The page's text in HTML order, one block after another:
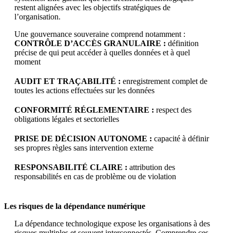
restent alignées avec les objectifs stratégiques de
l’organisation.
Une gouvernance souveraine comprend notamment :
CONTRÔLE D’ACCÈS GRANULAIRE : définition
précise de qui peut accéder à quelles données et à quel
moment
AUDIT ET TRAÇABILITÉ : enregistrement complet de
toutes les actions effectuées sur les données
CONFORMITÉ RÉGLEMENTAIRE : respect des
obligations légales et sectorielles
PRISE DE DÉCISION AUTONOME : capacité à définir
ses propres règles sans intervention externe
RESPONSABILITÉ CLAIRE : attribution des
responsabilités en cas de problème ou de violation
Les risques de la dépendance numérique
La dépendance technologique expose les organisations à des